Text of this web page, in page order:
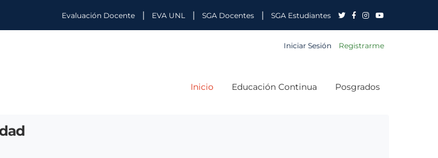
Evaluación Docente | EVA UNL | SGA Docentes | SGA Estudiantes
Iniciar Sesión Registrarme
Inicio Educación Continua Posgrados